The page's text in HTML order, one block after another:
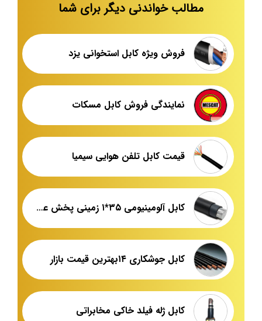
مطالب خواندنی دیگر برای شما
فروش ویژه کابل استخوانی یزد
نمایندگی فروش کابل مسکات
قیمت کابل تلفن هوایی سیمیا
کابل آلومینیومی ۳۵*۱ زمینی پخش عمده
کابل جوشکاری ۱۴بهترین قیمت بازار
کابل ژله فیلد خاکی مخابراتی